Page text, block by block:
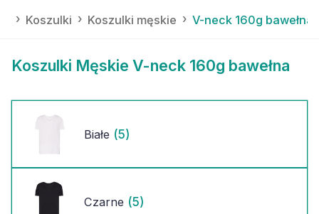
Koszulki Koszulki męskie V-neck 160g bawełna
Koszulki Męskie V-neck 160g bawełna
Białe (5)
Czarne (5)